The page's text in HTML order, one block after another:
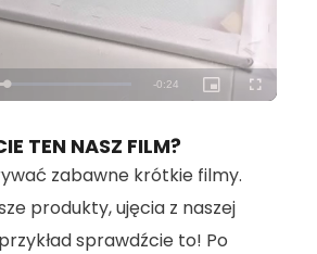
100.00%
TEN NASZ FILM?
zabawne krótkie filmy.
produkty, ujęcia z naszej
sprawdźcie to! Po